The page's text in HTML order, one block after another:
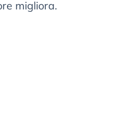
migliora.